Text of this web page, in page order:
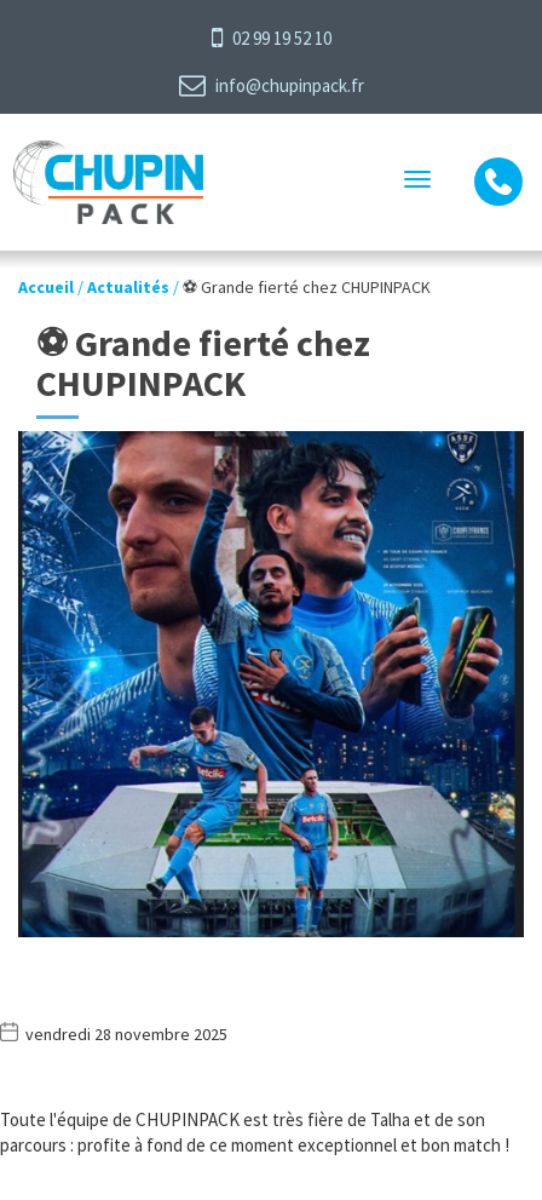
02 99 19 52 10
info@chupinpack.fr
Toggle
navigation
Accueil /Actualités /⚽️ Grande fierté chez CHUPINPACK
⚽️ Grande fierté chez
CHUPINPACK
vendredi 28 novembre 2025
Toute l'équipe de CHUPINPACK est très fière de Talha et de son
parcours : profite à fond de ce moment exceptionnel et bon match !